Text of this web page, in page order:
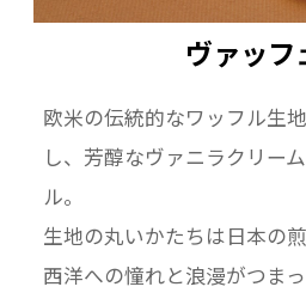
ヴァッフ
欧米の伝統的なワッフル生
し、芳醇なヴァニラクリー
ル。
生地の丸いかたちは日本の
西洋への憧れと浪漫がつま